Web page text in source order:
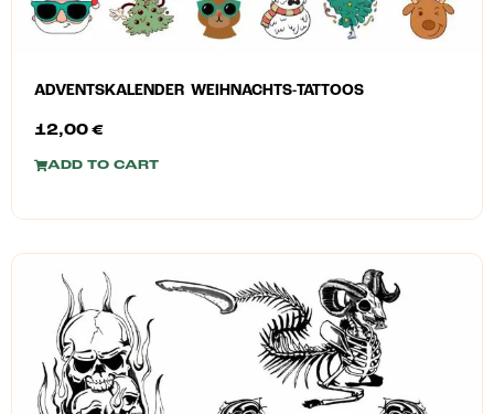
ADVENTSKALENDER WEIHNACHTS-TATTOOS
12,00 €
ADD TO CART